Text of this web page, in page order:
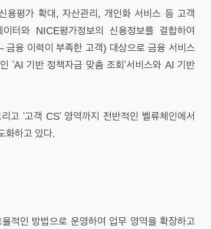
용평가 확대, 자산관리, 개인화 서비스 등 고객
터와 NICE평가정보의 신용정보를 결합하여
금융 이력이 부족한 고객) 대상으로 금융 서비스
‘AI 기반 정책자금 맞춤 조회’서비스와 AI 기반
고 ‘고객 CS’ 영역까지 전반적인 벨류체인에서
화하고 있다.
적인 방법으로 운영하여 업무 영역을 확장하고